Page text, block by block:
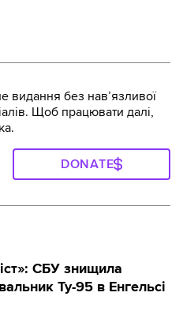
видання без навʼязливої
Щоб працювати далі,
DONATE
СБУ знищила
Ту-95 в Енгельсі